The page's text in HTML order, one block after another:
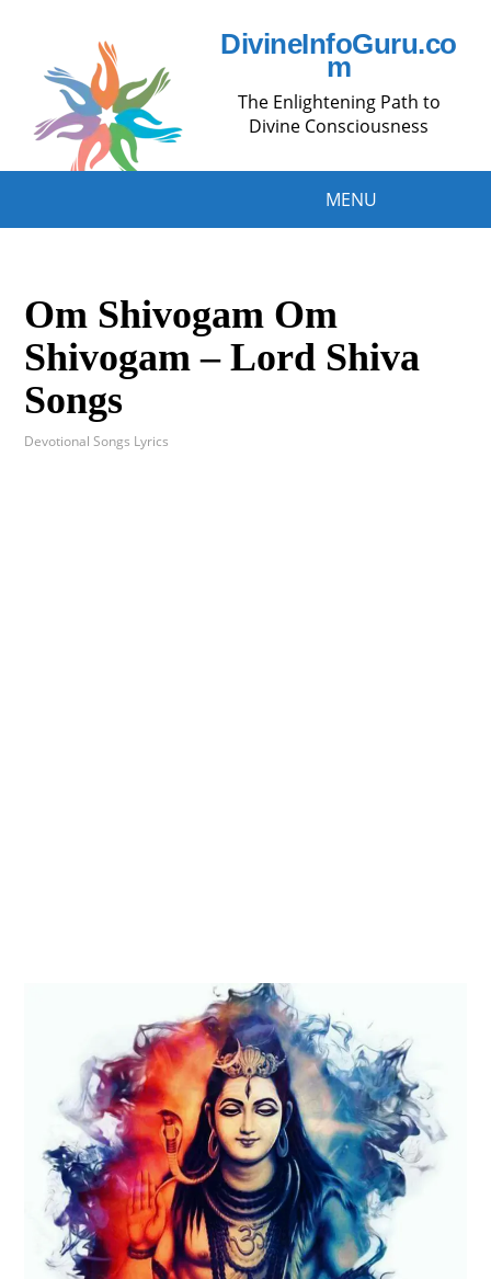
DivineInfoGuru.co
m
The Enlightening Path to
Divine Consciousness
MENU
Om Shivogam Om
Shivogam – Lord Shiva
Songs
Devotional Songs Lyrics